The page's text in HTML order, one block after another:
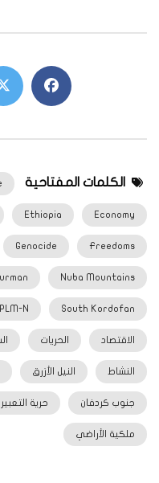
الكلمات المفتاحية
Economy
Ethiopia
Freedoms
Genocide
Nuba Mountains
South Kordofan
N
الاقتصاد الحريات
النشاط النيل الأزرق
جنوب كردفان حرية التعبير
ملكية الأراضي